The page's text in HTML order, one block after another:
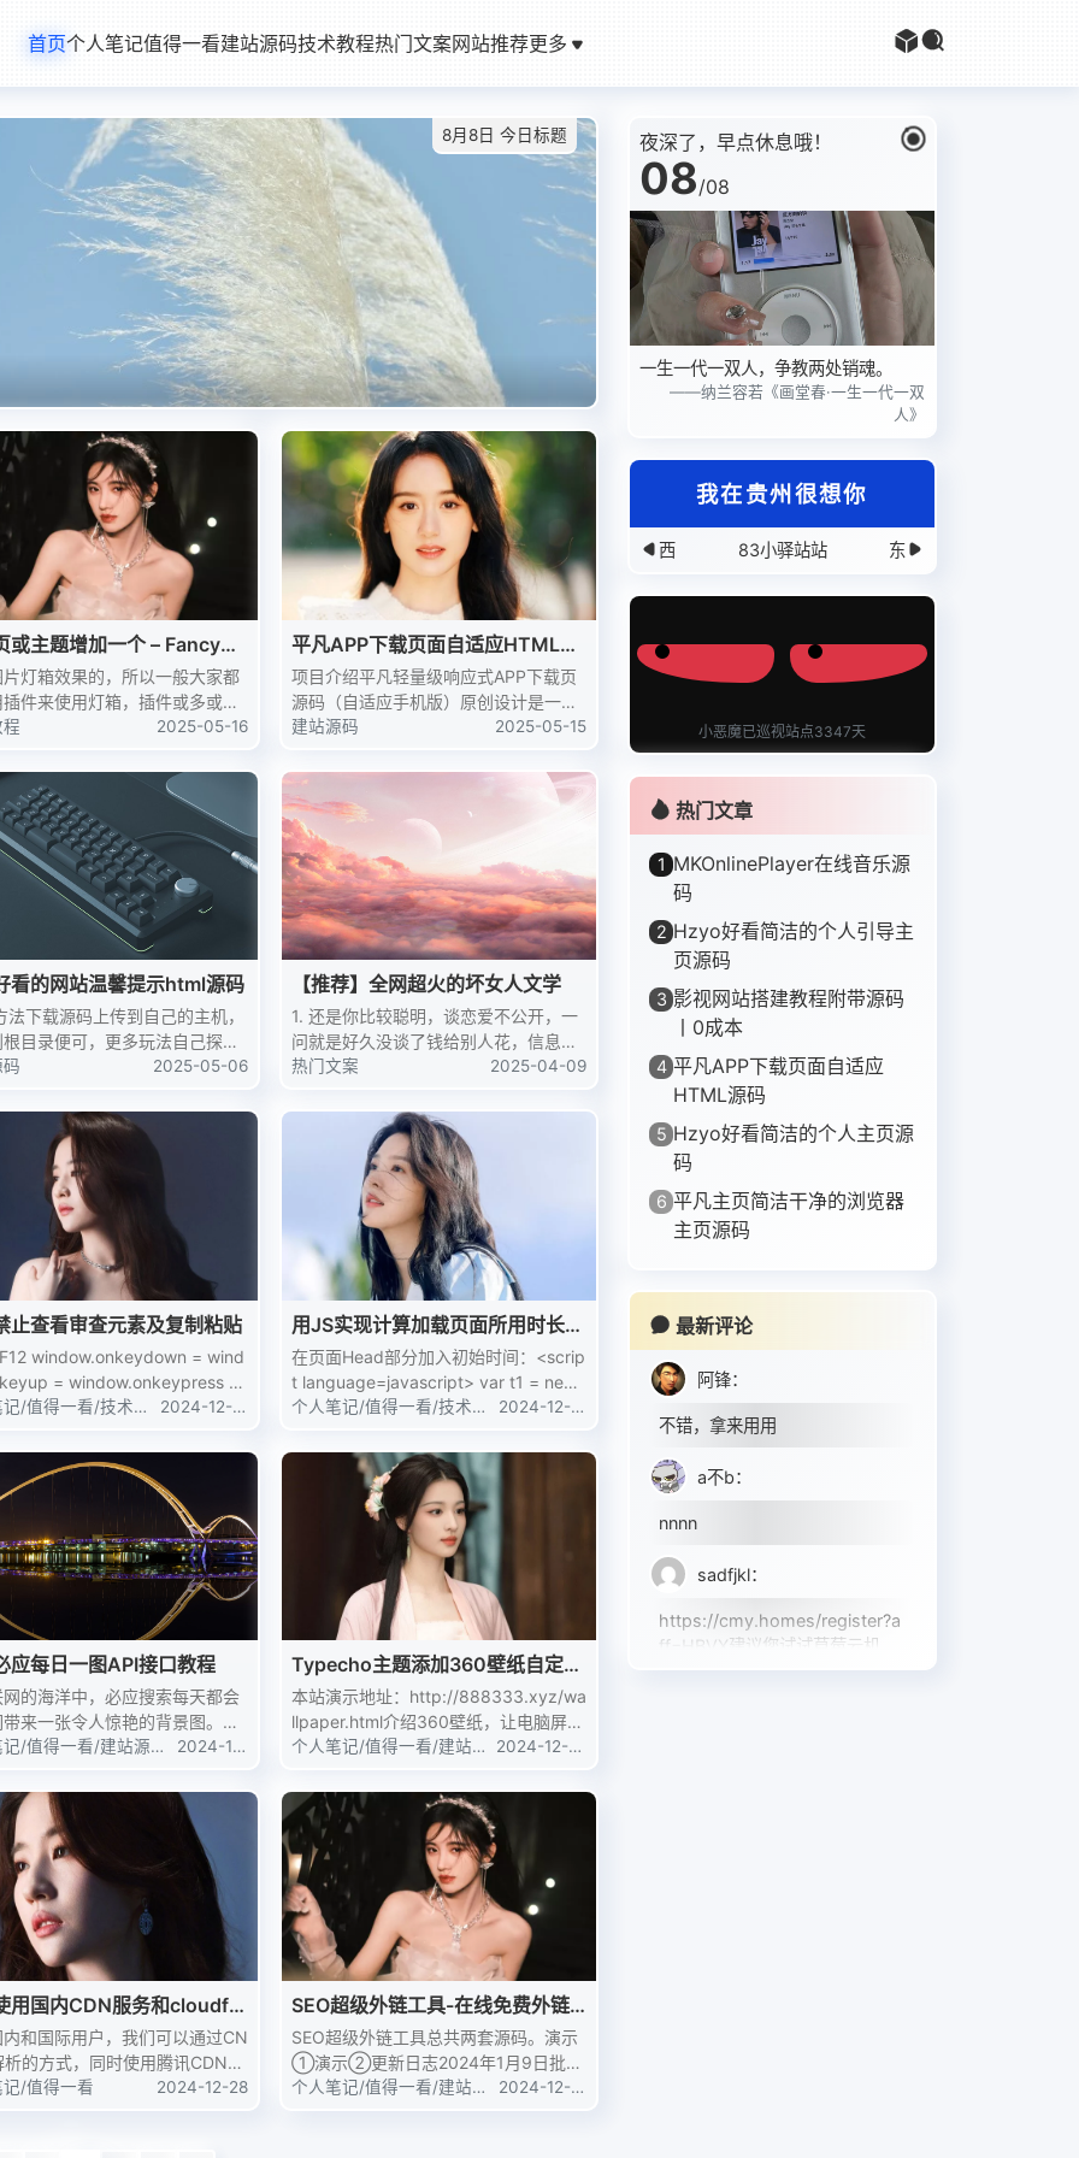
首页个人笔记值得一看建站源码技术教程热门文案网站推荐更多
8月8日 今日标题
桌面壁纸大全
免费壁纸 电脑壁纸 手机壁纸
或主题增加一个 – FancyBo
灯箱效果的，所以一般大家都
件来使用灯箱，插件或多或少
网站速度，唔，还是不推荐大
灯箱，摆脱无用插件，
2025-05-16
平凡APP下载页面自适应HTML源
码
项目介绍平凡轻量级响应式APP下载页
源码（自适应手机版）原创设计是一款
专为移动应用开发者设计的HTML页面
了的设计风格，提供了一种快速搭建下
载页面的解决方案，适...
建站源码 2025-05-15
看的网站温馨提示html源码
法下载源码上传到自己的主机，
目录便可，更多玩法自己探索
2025-05-06
【推荐】全网超火的坏女人文学
1. 还是你比较聪明，谈恋爱不公开，一
问就是好久没谈了钱给别人花，信息给
我发，你小子拿我当傻瓜收心是什么？
更好的人，其实是你遇到更sao的了飞
回来的鸽子一律按鸭...
热门文案 2025-04-09
止查看审查元素及复制粘贴
window.onkeydown = wind
= window.onkeypress =
function (event) { // 判断是否按下F...
/值得一看/技术教
2024-12-3
用JS实现计算加载页面所用时长教
程
在页面Head部分加入初始时间：<scrip
t language=javascript> var t1 = new
Date().getTime(); </script&g...
个人笔记/值得一看/技术教
2024-12-3
应每日一图API接口教程
的海洋中，必应搜索每天都会
来一张令人惊艳的背景图。许
望能够在自己的应用或网站中
国内不算特别稳定，所以我给
了必应每日一图的...
/值得一看/建站源码
2024-12
Typecho主题添加360壁纸自定义
模板
本站演示地址：http://888333.xyz/wa
llpaper.html介绍360壁纸，让电脑屏幕
从此更新奇，在这里不仅有山川美景、
美图。让你的电脑不仅在...
个人笔记/值得一看/建站源
2024-12-3
用国内CDN服务和cloudfla
和国际用户，我们可以通过CN
析的方式，同时使用腾讯CDN和
CDN服务，以实现全球范围
加速。第一步：确定CDN服务
/值得一看 2024-12-28
SEO超级外链工具-在线免费外链
工具源码
SEO超级外链工具总共两套源码。演示
①演示②更新日志2024年1月9日批量
删除重复/无效的链接，如tianya/ciku5
等域名无法打开的链接链接从1万多条删
个人笔记/值得一看/建站源
2024-12-2
8
夜深了，早点休息哦！
08/08
一生一代一双人，争教两处销魂。
——纳兰容若《画堂春·一生一代一双
人》
我在贵州很想你
西 83小驿站站 东
小恶魔已巡视站点3347天
热门文章
1 MKOnlinePlayer在线音乐源
码
2 Hzyo好看简洁的个人引导主
页源码
3 影视网站搭建教程附带源码
丨0成本
4 平凡APP下载页面自适应
HTML源码
5 Hzyo好看简洁的个人主页源
码
6 平凡主页简洁干净的浏览器
主页源码
最新评论
阿锋：
不错，拿来用用
a不b：
nnnn
sadfjkl：
https://cmy.homes/register?a
ff=HBVX建议您试试草莓云机
场，可以流畅观看youtube和tikt